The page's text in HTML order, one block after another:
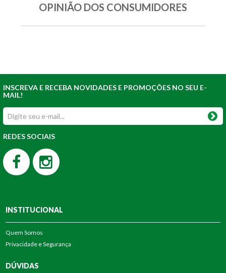
OPINIÃO DOS CONSUMIDORES
INSCREVA E RECEBA NOVIDADES E PROMOÇÕES NO SEU E-
MAIL!
REDES SOCIAIS
INSTITUCIONAL
Quem Somos
Privacidade e Segurança
DÚVIDAS